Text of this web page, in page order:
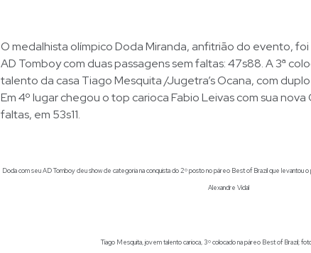
O medalhista olímpico Doda Miranda, anfitrião do evento,
AD Tomboy com duas passagens sem faltas: 47s88. A 3ª
talento da casa Tiago Mesquita /Jugetra’s Ocana, com
Em 4º lugar chegou o top carioca Fabio Leivas com sua
faltas, em 53s11.
Doda com seu AD Tomboy deu show de categoria na conquista do 2º posto no páreo Best of Brazil que levantou o
Alexandre Vidal
Tiago Mesquita, jovem talento carioca, 3º colocado na páreo Best of Brazil;